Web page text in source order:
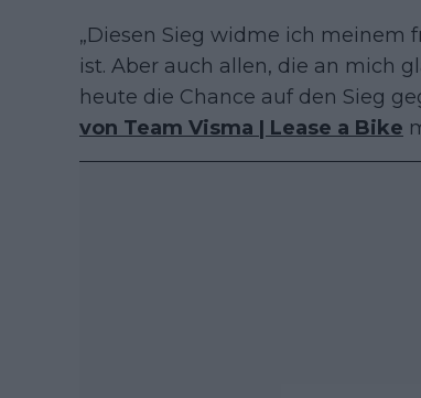
„Diesen Sieg widme ich meinem
ist. Aber auch allen, die an mich
heute die Chance auf den Sieg
von Team Visma | Lease a Bike